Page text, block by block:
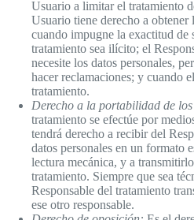
Usuario a limitar el tratamiento
Usuario tiene derecho a
cuando impugne la exactitud de
tratamiento sea ilícito; el
necesite los datos personales,
hacer reclamaciones; y cuando
tratamiento.
Derecho a la portabilidad de
tratamiento se efectúe por
tendrá derecho a recibir del
datos personales en un formato
lectura mecánica, y a
tratamiento. Siempre que sea
Responsable del tratamiento
ese otro responsable.